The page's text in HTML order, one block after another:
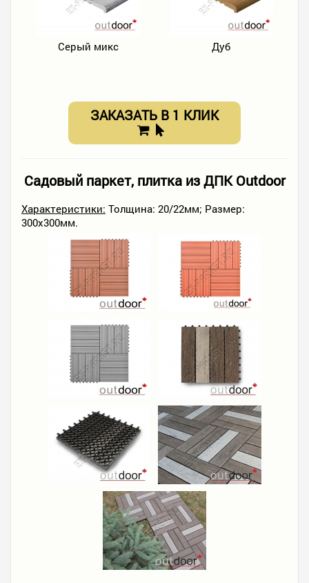
Серый микс Дуб
ЗАКАЗАТЬ В 1 КЛИК
Садовый паркет, плитка из ДПК Outdoor
Характеристики: Толщина: 20/22мм; Размер:
300х300мм.